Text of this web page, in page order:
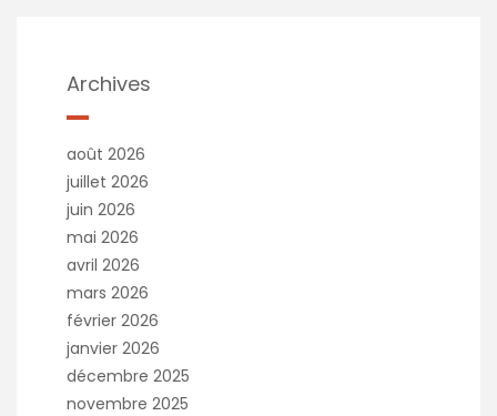
Archives
août 2026
juillet 2026
juin 2026
mai 2026
avril 2026
mars 2026
février 2026
janvier 2026
décembre 2025
novembre 2025